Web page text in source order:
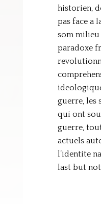
historien,
pas face a
som milieu
paradoxe
guerre, les
qui ont
guerre,
actuels
l’identite
last but not